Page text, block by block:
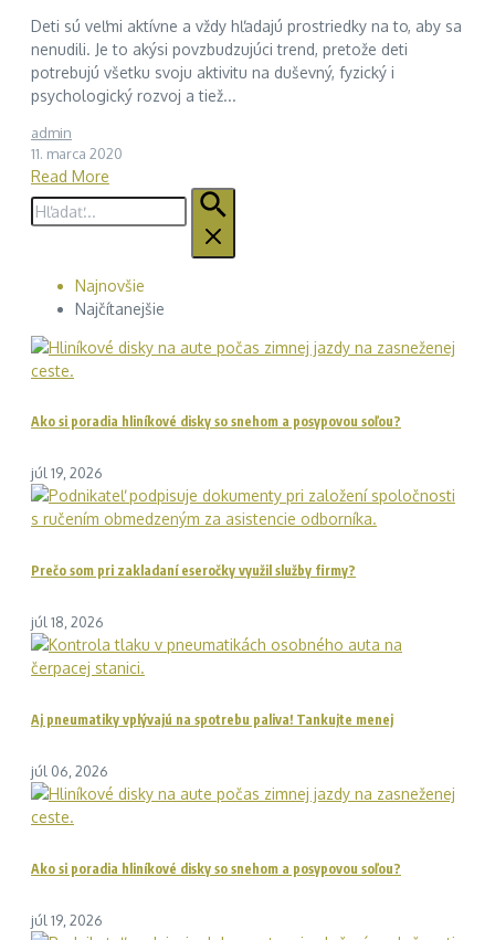
Deti sú veľmi aktívne a vždy hľadajú prostriedky na to, aby sa
nenudili. Je to akýsi povzbudzujúci trend, pretože deti
potrebujú všetku svoju aktivitu na duševný, fyzický i
psychologický rozvoj a tiež...
admin
11. marca 2020
Read More
Hľadať:
Najnovšie
Najčítanejšie
Ako si poradia hliníkové disky so snehom a posypovou soľou?
júl 19, 2026
Prečo som pri zakladaní eseročky využil služby firmy?
júl 18, 2026
Aj pneumatiky vplývajú na spotrebu paliva! Tankujte menej
júl 06, 2026
Ako si poradia hliníkové disky so snehom a posypovou soľou?
júl 19, 2026